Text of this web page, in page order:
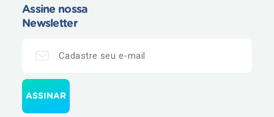
Assine nossa
Newsletter